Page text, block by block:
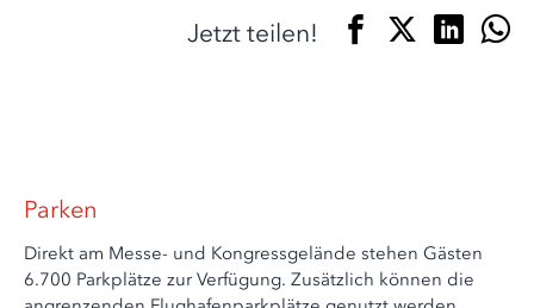
Jetzt teilen!
Parken
Direkt am Messe- und Kongressgelände stehen Gästen
6.700 Parkplätze zur Verfügung. Zusätzlich können die